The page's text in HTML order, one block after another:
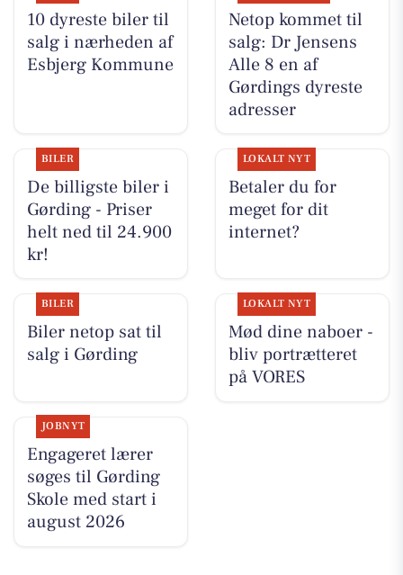
10 dyreste biler til
salg i nærheden af
Esbjerg Kommune
Netop kommet til
salg: Dr Jensens
Alle 8 en af
Gørdings dyreste
adresser
BILER
De billigste biler i
Gørding - Priser
helt ned til 24.900
kr!
LOKALT NYT
Betaler du for
meget for dit
internet?
BILER
Biler netop sat til
salg i Gørding
LOKALT NYT
Mød dine naboer -
bliv portrætteret
på VORES
JOBNYT
Engageret lærer
søges til Gørding
Skole med start i
august 2026